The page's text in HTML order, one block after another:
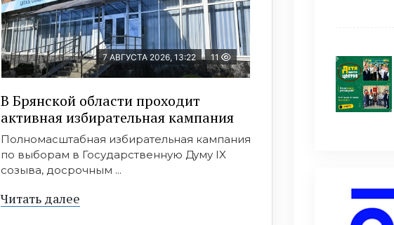
7 АВГУСТА 2026, 13:22 11
В Брянской области проходит
активная избирательная кампания
Полномасштабная избирательная кампания
по выборам в Государственную Думу IX
созыва, досрочным ...
Читать далее